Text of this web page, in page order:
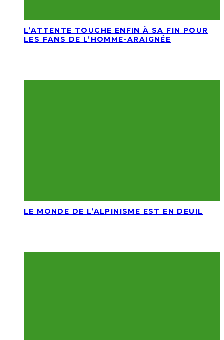
L’ATTENTE TOUCHE ENFIN À SA FIN POUR
LES FANS DE L’HOMME-ARAIGNÉE
LE MONDE DE L’ALPINISME EST EN DEUIL